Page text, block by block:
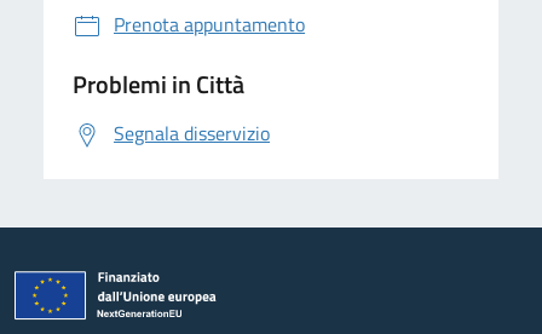
Prenota appuntamento
Problemi in Città
Segnala disservizio